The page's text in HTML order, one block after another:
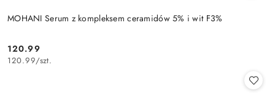
MOHANI Serum z kompleksem ceramidów 5% i wit F3%
Cena:
120.99
120.99/szt.